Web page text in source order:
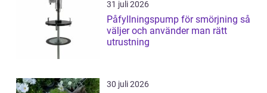
31 juli 2026
Påfyllningspump för smörjning så
väljer och använder man rätt
utrustning
30 juli 2026